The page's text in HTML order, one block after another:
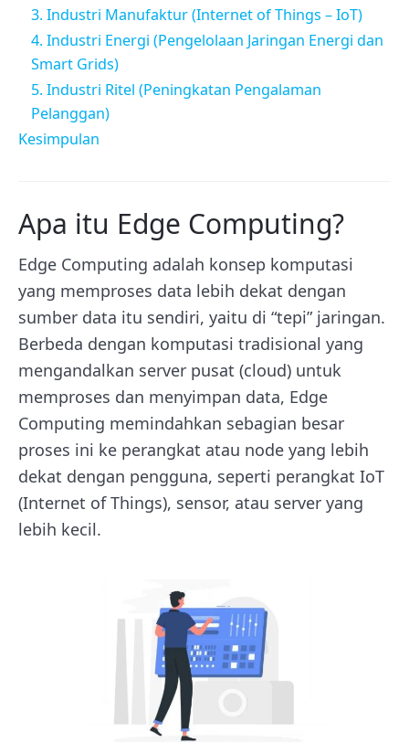
3. Industri Manufaktur (Internet of Things – IoT)
4. Industri Energi (Pengelolaan Jaringan Energi dan
Smart Grids)
5. Industri Ritel (Peningkatan Pengalaman
Pelanggan)
Kesimpulan
Apa itu Edge Computing?
Edge Computing adalah konsep komputasi
yang memproses data lebih dekat dengan
sumber data itu sendiri, yaitu di “tepi” jaringan.
Berbeda dengan komputasi tradisional yang
mengandalkan server pusat (cloud) untuk
memproses dan menyimpan data, Edge
Computing memindahkan sebagian besar
proses ini ke perangkat atau node yang lebih
dekat dengan pengguna, seperti perangkat IoT
(Internet of Things), sensor, atau server yang
lebih kecil.